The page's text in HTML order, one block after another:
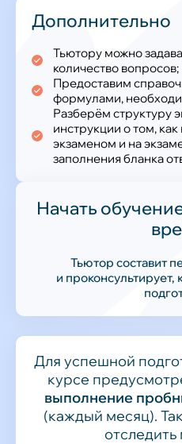
Дополнительно
Тьютору можно
количество вопросов;
Предоставим
формулами,
Разберём структуру
инструкции о том,
экзаменом и на
заполнения бланка
Начать
Тьютор составит
и проконсультирует,
Для успешной
курсе
выполнение
(каждый месяц).
отследить